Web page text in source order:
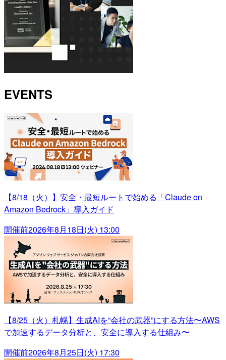
EVENTS
【8/18（火）】安全・最短ルートで始める「Claude on
Amazon Bedrock」導入ガイド
開催前2026年8月18日(火) 13:00
【8/25（火）札幌】生成AIを“会社の武器”にする方法〜AWS
で加速するデータ分析と、安全に導入する仕組み〜
開催前2026年8月25日(火) 17:30